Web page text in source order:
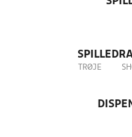
TRØJE